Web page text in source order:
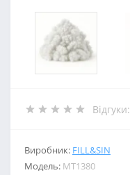
Відгуки:
Виробник: FILL&SIN
Модель: МТ1380